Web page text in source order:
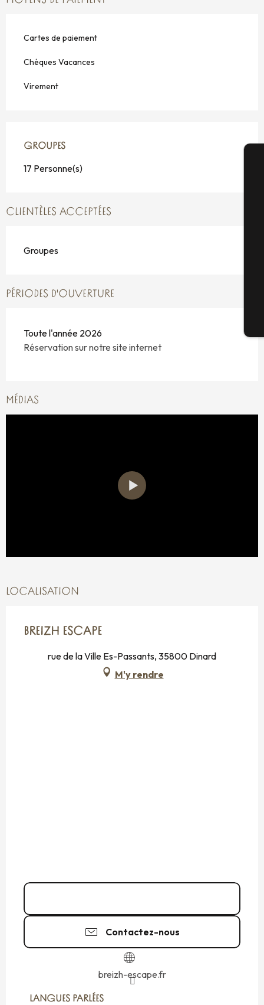
Cartes de paiement
Chèques Vacances
Virement
GROUPES
GROUPES
17 Personne(s)
CLIENTÈLES ACCEPTÉES
Groupes
PÉRIODES D'OUVERTURE
Toute l'année 2026
Réservation sur notre site internet
MÉDIAS
LOCALISATION
BREIZH ESCAPE
rue de la Ville Es-Passants, 35800 Dinard
M'y rendre
Contactez-nous
breizh-escape.fr
LANGUES PARLÉES
LANGUES PARLÉES